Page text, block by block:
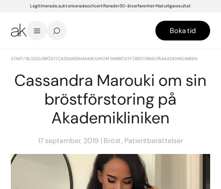
Legitimerade, auktoriserade och certifierade 30-års erfarenhet Naturliga resultat
Boka tid
START/BLOGG/BRÖST/CASSANDRA MAROUKI OM SIN BRÖSTFÖRSTORING PÅ AKADEMIKLINIKEN
Cassandra Marouki om sin
bröstförstoring på
Akademikliniken
17 september, 2019 Bröst, Patientberättelser